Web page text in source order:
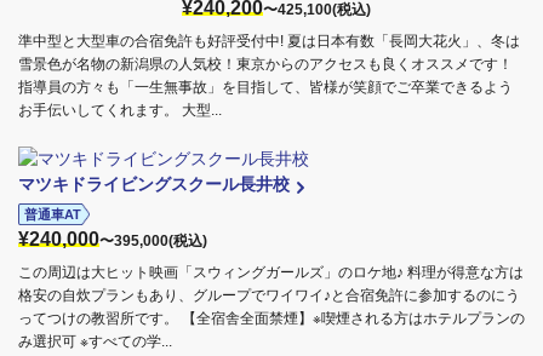
¥240,200〜425,100(税込)
準中型と大型車の合宿免許も好評受付中! 夏は日本有数「長岡大花火」、冬は
雪景色が名物の新潟県の人気校！東京からのアクセスも良くオススメです！
指導員の方々も「一生無事故」を目指して、皆様が笑顔でご卒業できるよう
お手伝いしてくれます。 大型...
マツキドライビングスクール長井校
普通車AT
¥240,000〜395,000(税込)
この周辺は大ヒット映画「スウィングガールズ」のロケ地♪ 料理が得意な方は
格安の自炊プランもあり、グループでワイワイ♪と合宿免許に参加するのにう
ってつけの教習所です。 【全宿舎全面禁煙】※喫煙される方はホテルプランの
み選択可 ※すべての学...